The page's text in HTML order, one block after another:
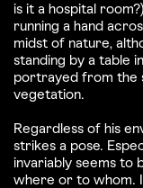
is it a hospital
running a hand
midst of nature,
standing by a table
portrayed from the
vegetation.
Regardless of his
strikes a pose.
invariably seems to
where or to whom.